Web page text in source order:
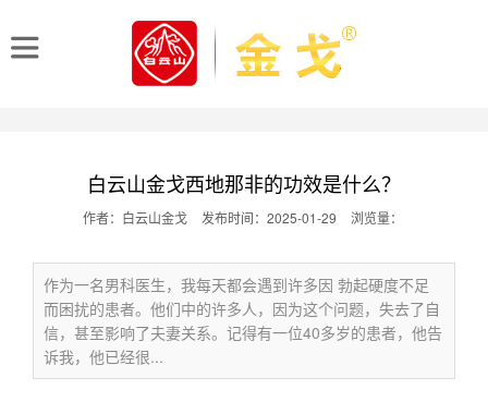
白云山金戈西地那非的功效是什么？
作者：白云山金戈 发布时间：2025-01-29 浏览量：
作为一名男科医生，我每天都会遇到许多因 勃起硬度不足
而困扰的患者。他们中的许多人，因为这个问题，失去了自
信，甚至影响了夫妻关系。记得有一位40多岁的患者，他告
诉我，他已经很...